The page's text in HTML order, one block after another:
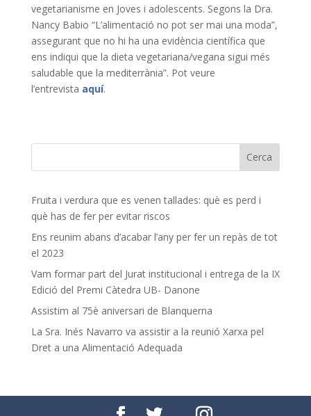
vegetarianisme en Joves i adolescents. Segons la Dra.
Nancy Babio “L’alimentació no pot ser mai una moda”,
assegurant que no hi ha una evidència científica que
ens indiqui que la dieta vegetariana/vegana sigui més
saludable que la mediterrània”. Pot veure
l’entrevista aquí.
Fruita i verdura que es venen tallades: què es perd i
què has de fer per evitar riscos
Ens reunim abans d’acabar l’any per fer un repàs de tot
el 2023
Vam formar part del Jurat institucional i entrega de la IX
Edició del Premi Càtedra UB- Danone
Assistim al 75è aniversari de Blanquerna
La Sra. Inés Navarro va assistir a la reunió Xarxa pel
Dret a una Alimentació Adequada